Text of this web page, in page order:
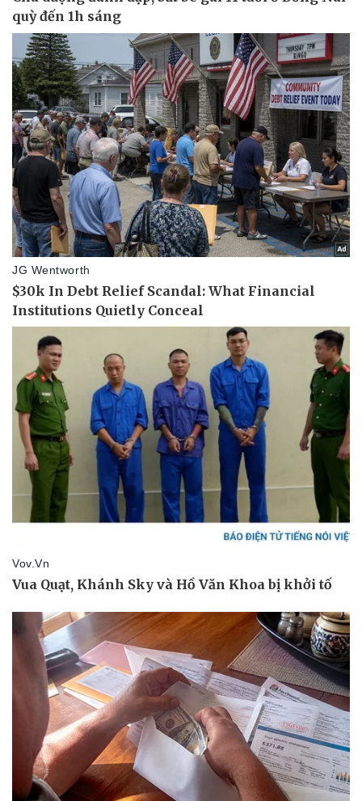
Sức khỏe
Sản phụ khoa
Nhi khoa
Nam khoa
Làm đẹp - giảm cân
Phòng mạch online
Ăn sạch sống khỏe
Đời sống
Nhà đẹp